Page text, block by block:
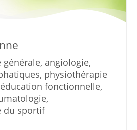
angiologie,
physiothérapie
fonctionnelle,
du sportif